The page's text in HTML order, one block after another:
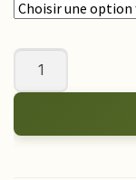
quantité
Carnets
recouverts